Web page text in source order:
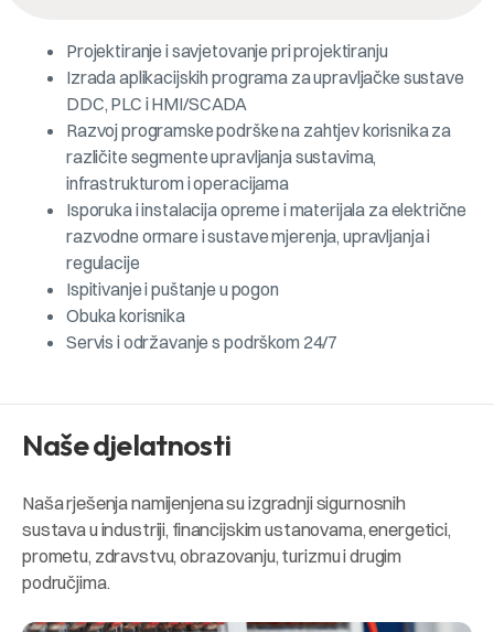
Projektiranje i savjetovanje pri projektiranju
Izrada aplikacijskih programa za upravljačke sustave
DDC, PLC i HMI/SCADA
Razvoj programske podrške na zahtjev korisnika za
različite segmente upravljanja sustavima,
infrastrukturom i operacijama
Isporuka i instalacija opreme i materijala za električne
razvodne ormare i sustave mjerenja, upravljanja i
regulacije
Ispitivanje i puštanje u pogon
Obuka korisnika
Servis i održavanje s podrškom 24/7
Naše djelatnosti
Naša rješenja namijenjena su izgradnji sigurnosnih
sustava u industriji, financijskim ustanovama, energetici,
prometu, zdravstvu, obrazovanju, turizmu i drugim
područjima.